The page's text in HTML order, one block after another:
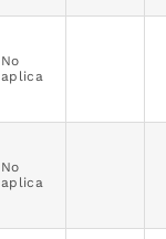
No
aplica
No
aplica